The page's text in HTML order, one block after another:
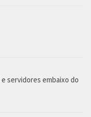
servidores embaixo do